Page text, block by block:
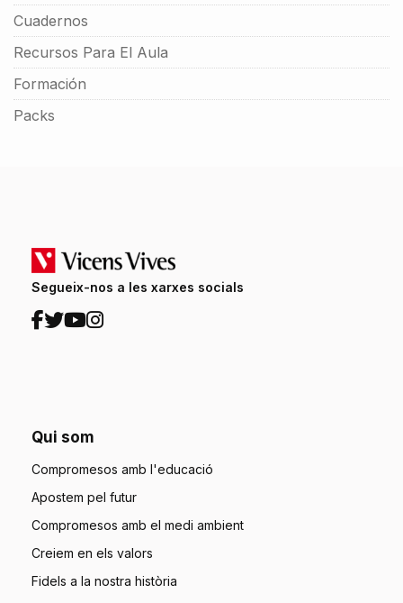
Cuadernos
Recursos Para El Aula
Formación
Packs
Segueix-nos a les xarxes socials
Qui som
Compromesos amb l'educació
Apostem pel futur
Compromesos amb el medi ambient
Creiem en els valors
Fidels a la nostra història